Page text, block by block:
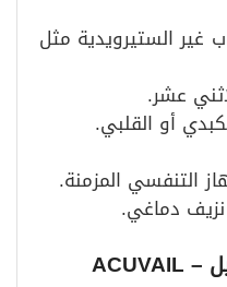
غير الستيرويدية مثل
عشر.
أو القلبي.
التنفسي المزمنة.
دماغي.
– ACUVAIL